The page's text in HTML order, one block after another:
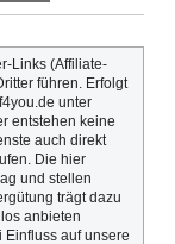
Links (Affiliate-
führen. Erfolgt
unter
entstehen keine
auch direkt
Die hier
und stellen
trägt dazu
anbieten
auf unsere